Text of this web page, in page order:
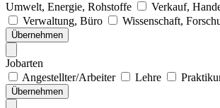
Umwelt, Energie, Rohstoffe
Verkauf,
Verwaltung, Büro
Wissenschaft,
Übernehmen
Jobarten
Angestellter/Arbeiter
Lehre
Übernehmen